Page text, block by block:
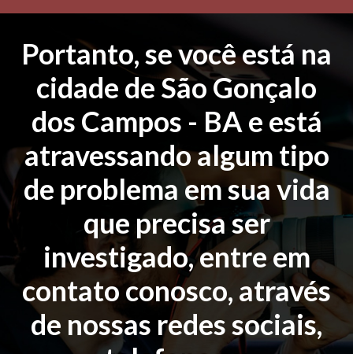
Portanto, se você está na
cidade de São Gonçalo
dos Campos - BA e está
atravessando algum tipo
de problema em sua vida
que precisa ser
investigado, entre em
contato conosco, através
de nossas redes sociais,